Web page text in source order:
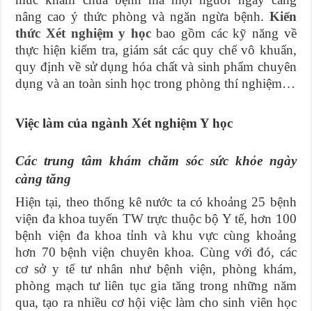
nâng cao ý thức phòng và ngăn ngừa bệnh. Kiến
thức Xét nghiệm y họcbao gồm các kỹ năng về
thực hiện kiểm tra, giám sát các quy chế vô khuẩn,
quy định về sử dụng hóa chất và sinh phẩm chuyên
dụng và an toàn sinh học trong phòng thí nghiệm…
Việc làm của ngành Xét nghiệm Y học
Các trung tâm khám chăm sóc sức khỏe ngày
càng tăng
Hiện tại, theo thống kê nước ta có khoảng 25 bệnh
viện đa khoa tuyến TW trực thuộc bộ Y tế, hơn 100
bệnh viện đa khoa tỉnh và khu vực cùng khoảng
hơn 70 bệnh viện chuyên khoa. Cùng với đó, các
cơ sở y tế tư nhân như bệnh viện, phòng khám,
phòng mạch tư liên tục gia tăng trong những năm
qua, tạo ra nhiều cơ hội việc làm cho sinh viên học